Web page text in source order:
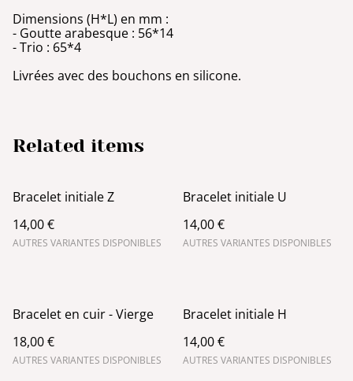
Dimensions (H*L) en mm :
- Goutte arabesque : 56*14
- Trio : 65*4
Livrées avec des bouchons en silicone.
Related items
Bracelet initiale Z
14,00 €
AUTRES VARIANTES DISPONIBLES
Bracelet initiale U
14,00 €
AUTRES VARIANTES DISPONIBLES
Bracelet en cuir - Vierge
18,00 €
AUTRES VARIANTES DISPONIBLES
Bracelet initiale H
14,00 €
AUTRES VARIANTES DISPONIBLES